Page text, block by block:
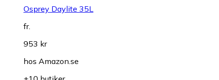
Osprey Daylite 35L
fr.
953 kr
hos Amazon.se